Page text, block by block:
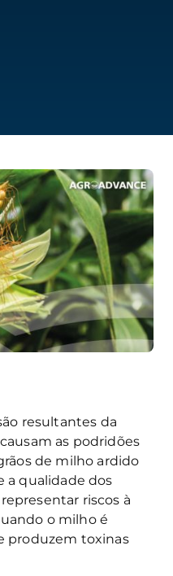
resultantes da
as podridões
de milho ardido
a qualidade dos
riscos à
o milho é
produzem toxinas